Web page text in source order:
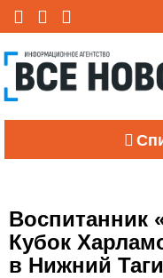
Воспитанник
Кубок
в Нижний